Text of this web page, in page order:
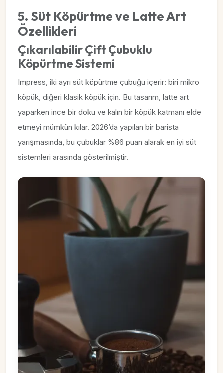
5. Süt Köpürtme ve Latte Art
Özellikleri
Çıkarılabilir Çift Çubuklu
Köpürtme Sistemi
Impress, iki ayrı süt köpürtme çubuğu içerir: biri mikro
köpük, diğeri klasik köpük için. Bu tasarım, latte art
yaparken ince bir doku ve kalın bir köpük katmanı elde
etmeyi mümkün kılar. 2026’da yapılan bir barista
yarışmasında, bu çubuklar %86 puan alarak en iyi süt
sistemleri arasında gösterilmiştir.